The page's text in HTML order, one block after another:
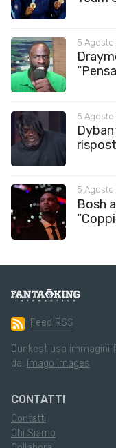
5 Agosto
5 Agosto
5
Bosh
Feed RSS
Dunkest usa immagini
da: Imago Images
CONTATTI
Contatti
Chi Siamo